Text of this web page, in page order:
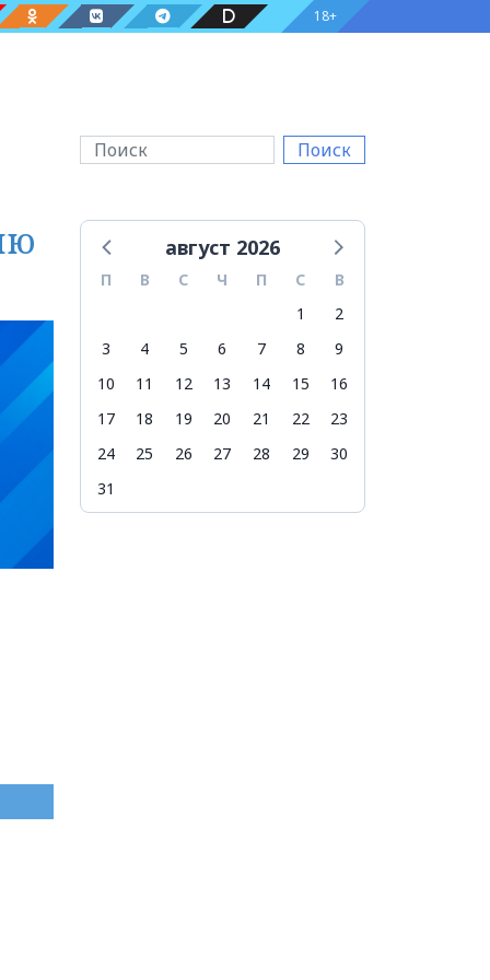
18+
Поиск
август 2026
П В С Ч П С
В
1
2
3
4 5 6 7 8
9
10
11 12 13 14 15
16
17
18 19 20 21 22
23
24
25 26 27 28 29
30
31